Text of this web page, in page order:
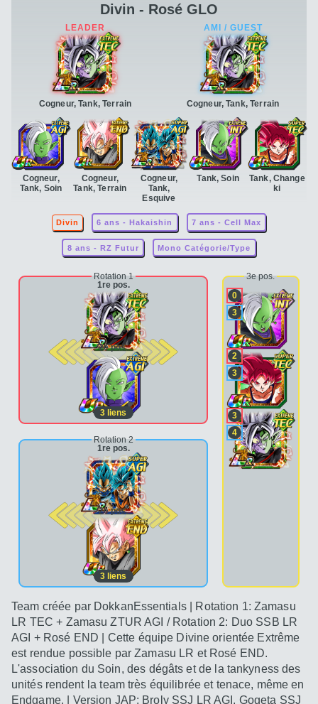
Divin - Rosé GLO
Cogneur, Tank, Terrain
Cogneur,
Tank, Soin
Cogneur,
Tank, Terrain
Cogneur,
Tank,
Esquive
Tank, Soin
Tank, Change
ki
Cogneur, Tank, Terrain
Divin 6 ans - Hakaishin 7 ans - Cell Max
8 ans - RZ Futur Mono Catégorie/Type
Rotation 1
1re pos.
2e pos.
3 liens
Rotation 2
1re pos.
2e pos.
3 liens
3e pos.
0
3
2
3
3
4
Team créée par DokkanEssentials | Rotation 1: Zamasu
LR TEC + Zamasu ZTUR AGI / Rotation 2: Duo SSB LR
AGI + Rosé END | Cette équipe Divine orientée Extrême
est rendue possible par Zamasu LR et Rosé END.
L'association du Soin, des dégâts et de la tankyness des
unités rendent la team très équilibrée et tenace, même en
Endgame. | Version JAP: Broly SSJ LR AGI, Gogeta SSJ